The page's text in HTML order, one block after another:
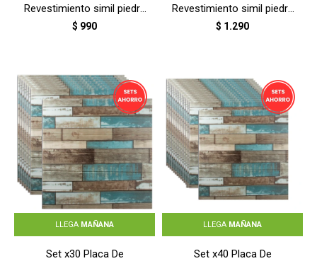
Revestimiento simil piedra
- TABLA RUSTICA
$ 990
Revestimiento simil piedra
- TABLA RUSTICA
$ 1.290
LLEGA MAÑANA
Set x30 Placa De
LLEGA MAÑANA
Set x40 Placa De